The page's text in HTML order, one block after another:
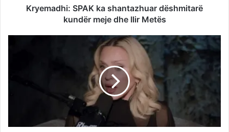
Kryemadhi: SPAK ka shantazhuar dëshmitarë
kundër meje dhe Ilir Metës